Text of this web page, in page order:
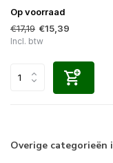
Op voorraad
€17,19 €15,39
Incl. btw
Overige categorieën